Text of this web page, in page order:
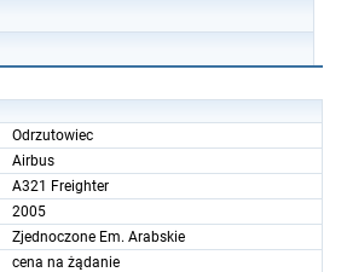
Odrzutowiec
Airbus
A321 Freighter
2005
Zjednoczone Em. Arabskie
cena na żądanie